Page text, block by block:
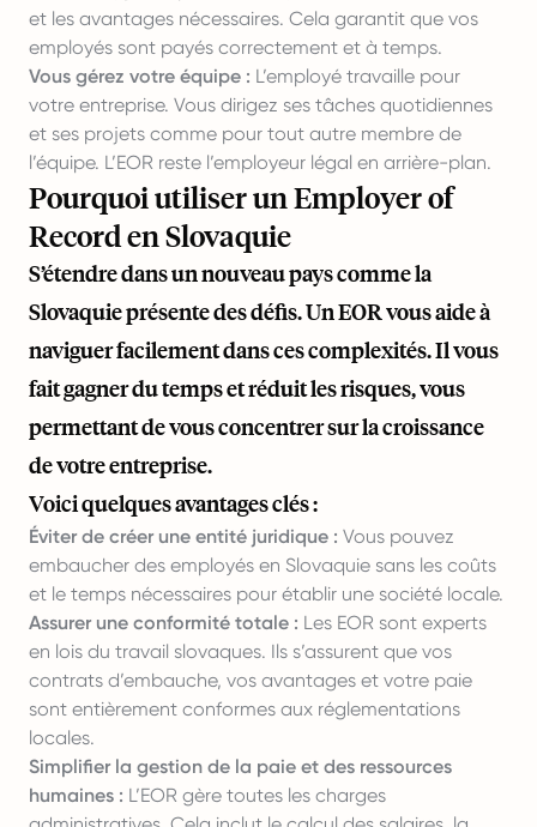
et les avantages nécessaires. Cela garantit que vos
employés sont payés correctement et à temps.
Vous gérez votre équipe : L’employé travaille pour
votre entreprise. Vous dirigez ses tâches quotidiennes
et ses projets comme pour tout autre membre de
l’équipe. L’EOR reste l’employeur légal en arrière-plan.
Pourquoi utiliser un Employer of
Record en Slovaquie
S’étendre dans un nouveau pays comme la
Slovaquie présente des défis. Un EOR vous aide à
naviguer facilement dans ces complexités. Il vous
fait gagner du temps et réduit les risques, vous
permettant de vous concentrer sur la croissance
de votre entreprise.
Voici quelques avantages clés :
Éviter de créer une entité juridique : Vous pouvez
embaucher des employés en Slovaquie sans les coûts
et le temps nécessaires pour établir une société locale.
Assurer une conformité totale : Les EOR sont experts
en lois du travail slovaques. Ils s’assurent que vos
contrats d’embauche, vos avantages et votre paie
sont entièrement conformes aux réglementations
locales.
Simplifier la gestion de la paie et des ressources
humaines : L’EOR gère toutes les charges